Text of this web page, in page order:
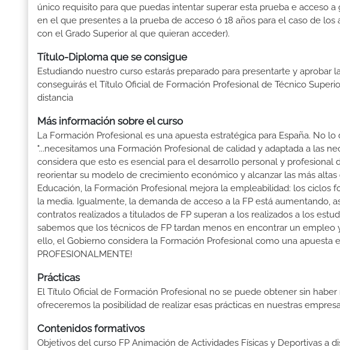
único requisito para que puedas intentar superar esta prueba e acceso
en el que presentes a la prueba de acceso ó 18 años para el caso de
con el Grado Superior al que quieran acceder).
Título-Diploma que se consigue
Estudiando nuestro curso estarás preparado para presentarte y aprobar
conseguirás el Título Oficial de Formación Profesional de Técnico
distancia
Más información sobre el curso
La Formación Profesional es una apuesta estratégica para España. No
"...necesitamos una Formación Profesional de calidad y adaptada a las
considera que esto es esencial para el desarrollo personal y profesional
reorientar su modelo de crecimiento económico y alcanzar las más
Educación, la Formación Profesional mejora la empleabilidad: los ciclos
la media. Igualmente, la demanda de acceso a la FP está aumentando,
contratos realizados a titulados de FP superan a los realizados a los
sabemos que los técnicos de FP tardan menos en encontrar un
ello, el Gobierno considera la Formación Profesional como una apuesta
PROFESIONALMENTE!
Prácticas
El Título Oficial de Formación Profesional no se puede obtener sin
ofreceremos la posibilidad de realizar esas prácticas en nuestras
Contenidos formativos
Objetivos del curso FP Animación de Actividades Físicas y Deportivas a